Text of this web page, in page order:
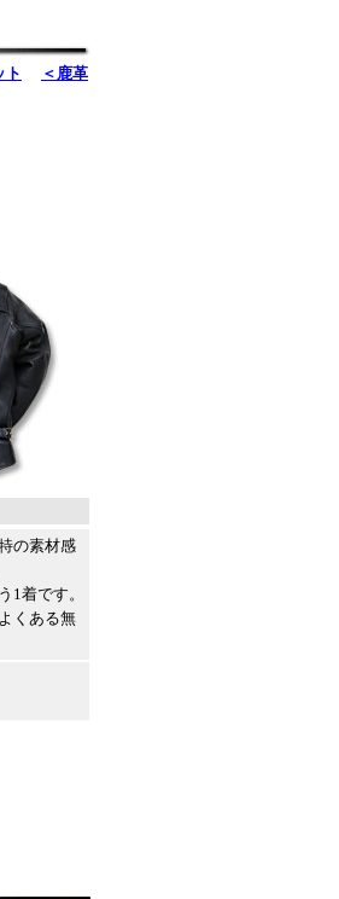
ト ＜鹿革
の素材感
1着です。
くある無